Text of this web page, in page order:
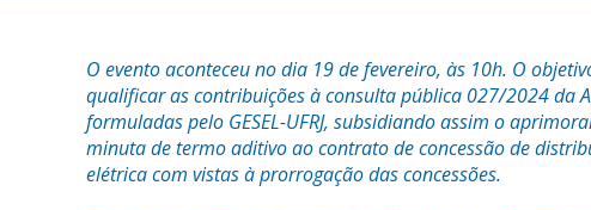
O evento aconteceu no dia 19 de fevereiro, às 10h. O
qualificar as contribuições à consulta pública 027/2024 da
formuladas pelo GESEL-UFRJ, subsidiando assim o
minuta de termo aditivo ao contrato de concessão de
elétrica com vistas à prorrogação das concessões.